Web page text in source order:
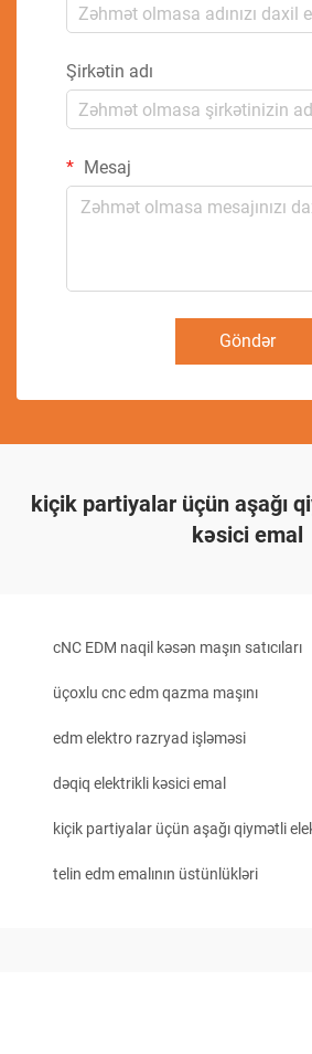
Şirkətin adı
Mesaj
Göndər
kiçik partiyalar üçün aşağı
kəsici emal
cNC EDM naqil kəsən maşın satıcıları
üçoxlu cnc edm qazma maşını
edm elektro razryad işləməsi
dəqiq elektrikli kəsici emal
kiçik partiyalar üçün aşağı qiymətli
telin edm emalının üstünlükləri